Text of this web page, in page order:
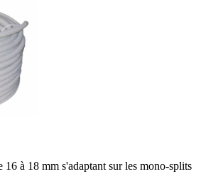
16 à 18 mm s'adaptant sur les mono-splits